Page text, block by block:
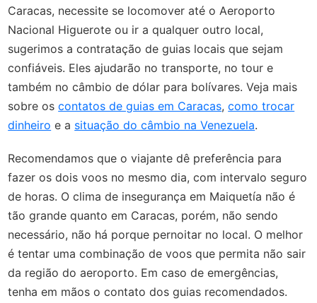
Caracas, necessite se locomover até o Aeroporto
Nacional Higuerote ou ir a qualquer outro local,
sugerimos a contratação de guias locais que sejam
confiáveis. Eles ajudarão no transporte, no tour e
também no câmbio de dólar para bolívares. Veja mais
sobre oscontatos de guias em Caracas,como trocar
dinheiro e a situação do câmbio na Venezuela.
Recomendamos que o viajante dê preferência para
fazer os dois voos no mesmo dia, com intervalo seguro
de horas. O clima de insegurança em Maiquetía não é
tão grande quanto em Caracas, porém, não sendo
necessário, não há porque pernoitar no local. O melhor
é tentar uma combinação de voos que permita não sair
da região do aeroporto. Em caso de emergências,
tenha em mãos o contato dos guias recomendados.